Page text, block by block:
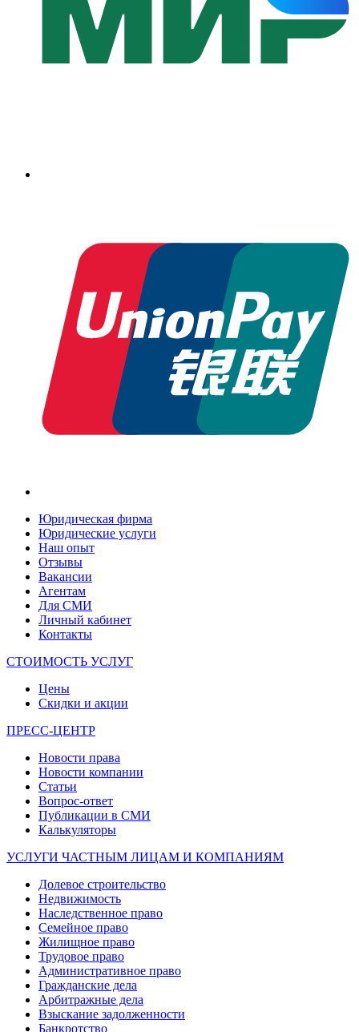
Юридическая фирма
Юридические услуги
Наш опыт
Отзывы
Вакансии
Агентам
Для СМИ
Личный кабинет
Контакты
СТОИМОСТЬ УСЛУГ
Цены
Скидки и акции
ПРЕСС-ЦЕНТР
Новости права
Новости компании
Статьи
Вопрос-ответ
Публикации в СМИ
Калькуляторы
УСЛУГИ ЧАСТНЫМ ЛИЦАМ И КОМПАНИЯМ
Долевое строительство
Недвижимость
Наследственное право
Семейное право
Жилищное право
Трудовое право
Административное право
Гражданские дела
Арбитражные дела
Взыскание задолженности
Банкротство